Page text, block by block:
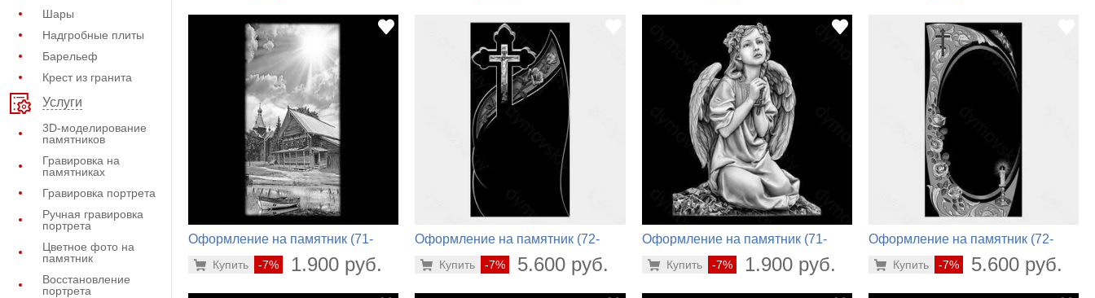
Шары
Надгробные плиты
Барельеф
Крест из гранита
Услуги
3D-моделирование
памятников
Гравировка на
памятниках
Гравировка портрета
Ручная гравировка
портрета
Цветное фото на
памятник
Восстановление
портрета
Оформление на памятник (71-
-7% 1.900 руб.
Купить
Оформление на памятник (72-
-7% 5.600 руб.
Купить
Оформление на памятник (71-
-7% 1.900 руб.
Купить
Оформление на памятник (72-
-7% 5.600 руб.
Купить